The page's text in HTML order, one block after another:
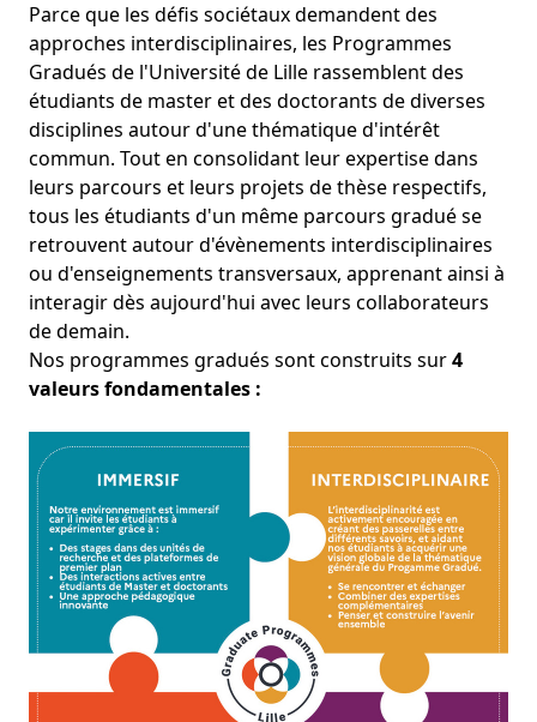
Parce que les défis sociétaux demandent des
approches interdisciplinaires, les Programmes
Gradués de l'Université de Lille rassemblent des
étudiants de master et des doctorants de diverses
disciplines autour d'une thématique d'intérêt
commun. Tout en consolidant leur expertise dans
leurs parcours et leurs projets de thèse respectifs,
tous les étudiants d'un même parcours gradué se
retrouvent autour d'évènements interdisciplinaires
ou d'enseignements transversaux, apprenant ainsi à
interagir dès aujourd'hui avec leurs collaborateurs
de demain.
Nos programmes gradués sont construits sur4
valeurs fondamentales :